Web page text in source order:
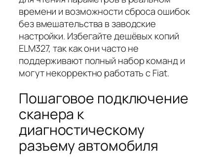
времени и возможности сброса ошибок
без вмешательства в заводские
настройки. Избегайте дешёвых копий
ELM327, так как они часто не
поддерживают полный набор команд и
могут некорректно работать с Fiat.
Пошаговое подключение
сканера к
диагностическому
разъему автомобиля